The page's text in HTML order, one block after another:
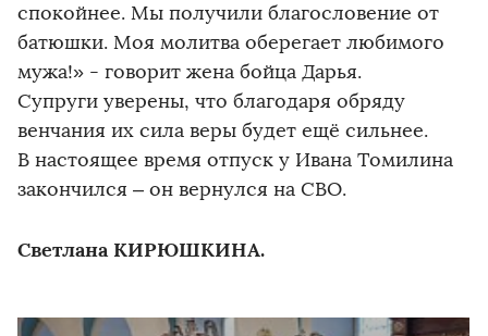
спокойнее. Мы получили благословение от
батюшки. Моя молитва оберегает любимого
мужа!» - говорит жена бойца Дарья.
Супруги уверены, что благодаря обряду
венчания их сила веры будет ещё сильнее.
В настоящее время отпуск у Ивана Томилина
закончился – он вернулся на СВО.
Светлана КИРЮШКИНА.